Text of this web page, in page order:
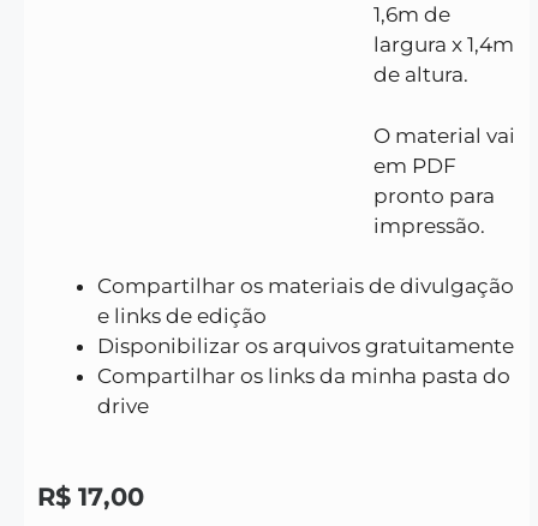
1,6m de
largura x 1,4m
de altura.
O material vai
em PDF
pronto para
impressão.
Compartilhar os materiais de divulgação
e links de edição
Disponibilizar os arquivos gratuitamente
Compartilhar os links da minha pasta do
drive
R$ 17,00